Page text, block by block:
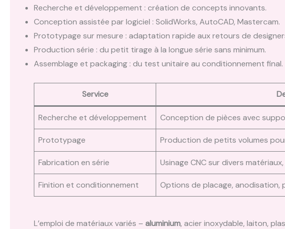
Recherche et développement : création de concepts innovants.
Conception assistée par logiciel : SolidWorks, AutoCAD, Mastercam.
Prototypage sur mesure : adaptation rapide aux retours de
Production série : du petit tirage à la longue série sans minimum.
Assemblage et packaging : du test unitaire au conditionnement final.
Service
Recherche et développement Conception de pièces avec
Prototypage Production de petits volumes
Fabrication en série Usinage CNC sur divers
Finition et conditionnement Options de placage, anodisation,
L’emploi de matériaux variés – aluminium, acier inoxydable, laiton,